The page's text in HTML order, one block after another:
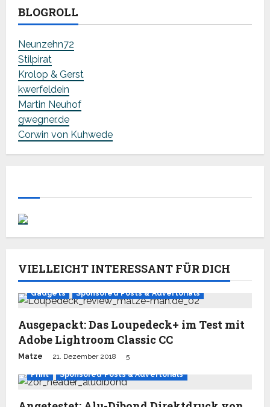
BLOGROLL
Neunzehn72
Stilpirat
Krolop & Gerst
kwerfeldein
Martin Neuhof
gwegner.de
Corwin von Kuhwede
VIELLEICHT INTERESSANT FÜR DICH
Gadgets Sponsored Posts & Advertorials
Ausgepackt: Das Loupedeck+ im Test mit
Adobe Lightroom Classic CC
Matze 21. Dezember 2018 5
Print Sponsored Posts & Advertorials